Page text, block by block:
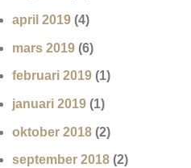
april 2019 (4)
mars 2019 (6)
februari 2019 (1)
januari 2019 (1)
oktober 2018 (2)
september 2018 (2)